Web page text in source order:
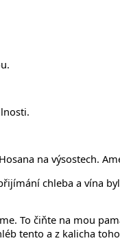
na výsostech.
chleba a vína
To čiňte na mou
tento a z kalicha